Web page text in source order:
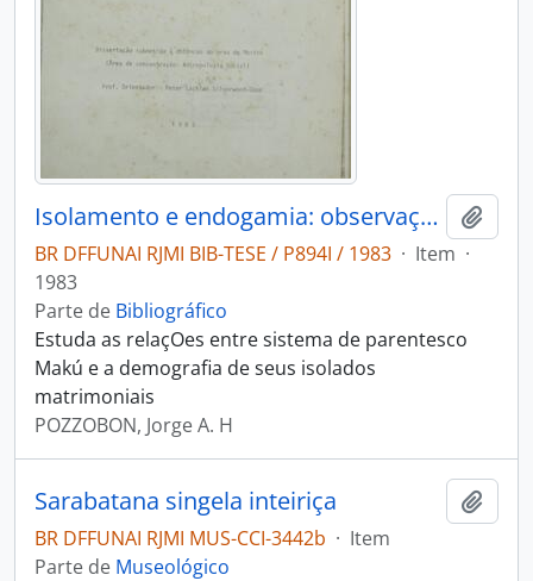
Isolamento e endogamia: observaçoes sobre a organização social dos índios Maku
BR DFFUNAI RJMI BIB-TESE / P894I / 1983 · Item ·
1983
Parte de Bibliográfico
Estuda as relaçOes entre sistema de parentesco
Makú e a demografia de seus isolados
matrimoniais
POZZOBON, Jorge A. H
Sarabatana singela inteiriça
BR DFFUNAI RJMI MUS-CCI-3442b · Item
Parte de Museológico